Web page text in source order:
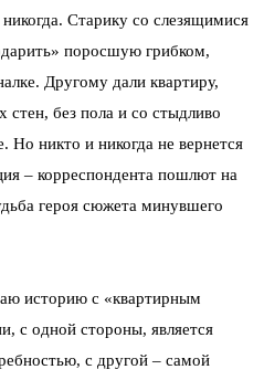
Старику со слезящимися
поросшую грибком,
Другому дали квартиру,
без пола и со стыдливо
Но никто и никогда не вернется
– корреспондента пошлют на
героя сюжета минувшего
историю с «квартирным
с одной стороны, является
с другой – самой